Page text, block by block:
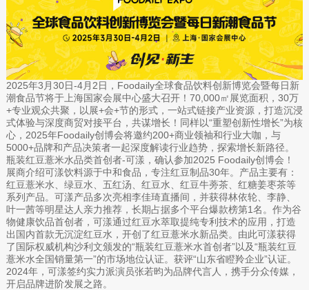
2025年3月30日-4月2日，Foodaily全球食品饮料创新博览会暨每日新
潮食品节将于上海国家会展中心盛大召开！70,000㎡展览面积，30万
+专业观众共聚，以展+会+节的形式，一站式链接产业资源，打造沉浸
式体验与深度商贸对接平台，共谋增长！同样以“重塑创新性增长”为核
心，2025年Foodaily创博会将邀约200+商业领袖和行业大咖，与
5000+品牌和产品决策者一起深度解读行业趋势，探索增长新路径。
瓶装红豆薏米水品类首创者-可漾，确认参加2025 Foodaily创博会！
展商介绍可漾饮料源于中和食品，专注红豆制品30年。产品主要有：
红豆薏米水、绿豆水、五红汤、红豆水、红豆牛蒡茶、红糖姜枣茶等
系列产品。可漾产品多次亮相李佳琦直播间，并获得林依轮、李静、
叶一茜等明星达人亲力推荐，长期占据多个平台爆款榜第1名。作为谷
物健康饮品首创者，可漾通过红豆水萃取提纯专利技术的应用，打造
出国内首款无沉淀红豆水，开创了红豆薏米水新品类。由此可漾获得
了国际权威机构沙利文颁发的“瓶装红豆薏米水首创者”以及“瓶装红豆
薏米水全国销量第一”的市场地位认证。获评“山东省瞪羚企业”认证。
2024年，可漾签约实力派演员张若昀为品牌代言人，携手分众传媒，
开启品牌进阶发展之路。